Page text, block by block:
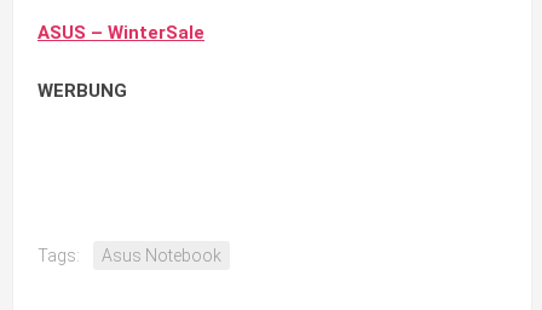
ASUS – WinterSale
WERBUNG
Tags: Asus Notebook